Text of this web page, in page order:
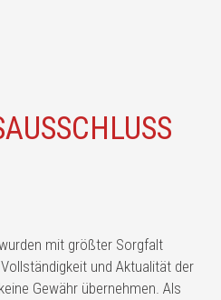
mit größter Sorgfalt
und Aktualität der
Gewähr übernehmen. Als